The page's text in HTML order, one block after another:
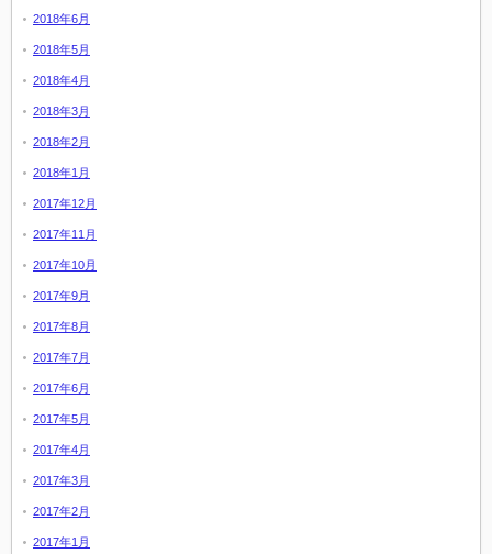
2018年6月
2018年5月
2018年4月
2018年3月
2018年2月
2018年1月
2017年12月
2017年11月
2017年10月
2017年9月
2017年8月
2017年7月
2017年6月
2017年5月
2017年4月
2017年3月
2017年2月
2017年1月